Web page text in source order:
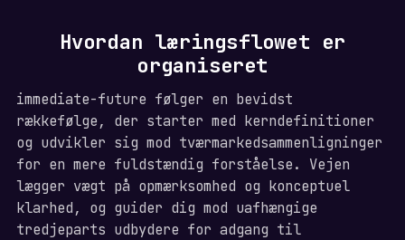
Hvordan læringsflowet er
organiseret
immediate-future følger en bevidst
rækkefølge, der starter med kerndefinitioner
og udvikler sig mod tværmarkedsammenligninger
for en mere fuldstændig forståelse. Vejen
lægger vægt på opmærksomhed og konceptuel
klarhed, og guider dig mod uafhængige
tredjeparts udbydere for adgang til